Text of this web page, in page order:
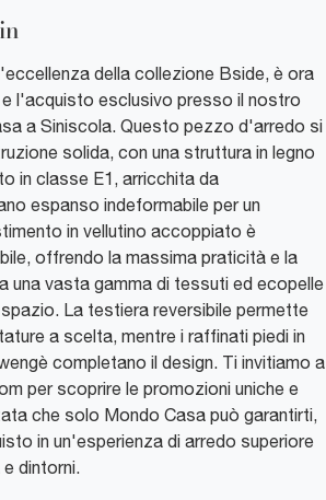
della collezione Bside, è ora
e l'acquisto esclusivo presso il nostro
a Siniscola. Questo pezzo d'arredo si
solida, con una struttura in legno
in classe E1, arricchita da
espanso indeformabile per un
in vellutino accoppiato è
offrendo la massima praticità e la
una vasta gamma di tessuti ed ecopelle
La testiera reversibile permette
a scelta, mentre i raffinati piedi in
completano il design. Ti invitiamo a
per scoprire le promozioni uniche e
che solo Mondo Casa può garantirti,
in un'esperienza di arredo superiore
dintorni.